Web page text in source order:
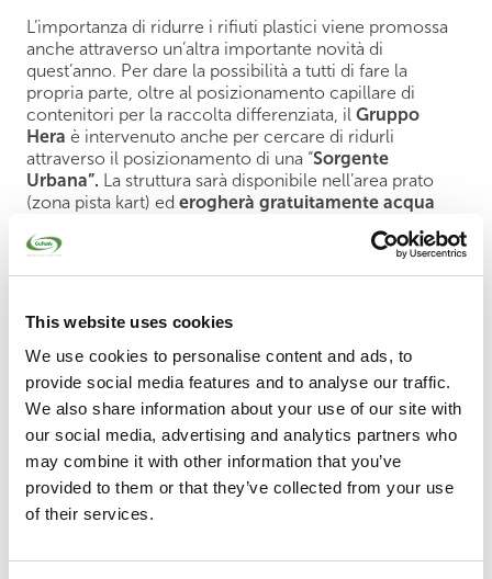
This website uses cookies
We use cookies to personalise content and ads, to
provide social media features and to analyse our traffic.
We also share information about your use of our site with
our social media, advertising and analytics partners who
may combine it with other information that you’ve
provided to them or that they’ve collected from your use
of their services.
L’importanza di ridurre i rifiuti plastici viene promossa
anche attraverso un’altra importante novità di
quest’anno. Per dare la possibilità a tutti di fare la
propria parte, oltre al posizionamento capillare di
contenitori per la raccolta differenziata, il Gruppo
Hera è intervenuto anche per cercare di ridurli
attraverso il posizionamento di una “Sorgente
Urbana”. La struttura sarà disponibile nell’area prato
(zona pista kart) ed erogherà gratuitamente acqua
deflusso degli spettatori è uno dei fiori all’occhiello di
MWC, a cominciare dal programma
«Che biglietto
hai? Ti dirò che strada fare»,
che prevede percorsi
specifici in base al tipo di biglietto acquistato. Sul sito
motogp.misanocircuit.com una pagina dedicata
permette, una volta individuato il percorso collegato al
proprio biglietto, di scaricare e stampare in formato
PDF tutte le informazioni per accedere al circuito. Il
piano è realizzato sotto il coordinamento della
Prefettura di Rimini e supportato da una campagna di
network per stimolare gli spettatori a utilizzare mezzi